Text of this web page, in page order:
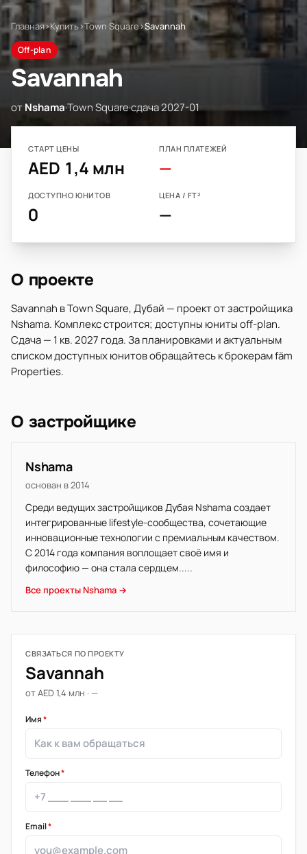
Главная›Купить›Town Square›Savannah
Off-plan
Savannah
отNshama·Town Square·сдача 2027-01
СТАРТ ЦЕНЫ
AED 1,4 млн
ПЛАН ПЛАТЕЖЕЙ
—
ДОСТУПНО ЮНИТОВ
0
ЦЕНА / FT²
—
О проекте
Savannah в Town Square, Дубай — проект от застройщика
Nshama. Комплекс строится; доступны юниты off-plan.
Сдача — 1 кв. 2027 года. За планировками и актуальным
списком доступных юнитов обращайтесь к брокерам fäm
Properties.
О застройщике
Nshama
основан в 2014
Среди ведущих застройщиков Дубая Nshama создает
интегрированные lifestyle-сообщества, сочетающие
инновационные технологии с премиальным качеством.
С 2014 года компания воплощает своё имя и
философию — она стала сердцем.....
Все проекты Nshama →
СВЯЗАТЬСЯ ПО ПРОЕКТУ
Savannah
от AED 1,4 млн · —
Имя*
Телефон*
Email*